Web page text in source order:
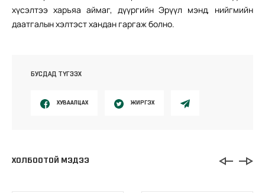
хүсэлтээ харъяа аймаг, дүүргийн Эрүүл мэнд, нийгмийн
даатгалын хэлтэст хандан гаргаж болно.
БУСДАД ТҮГЭЭХ
ХУВААЛЦАХ ЖИРГЭХ
ХОЛБООТОЙ МЭДЭЭ